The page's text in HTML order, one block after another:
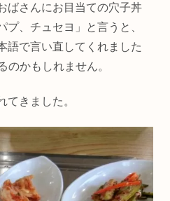
ばさんにお目当ての穴子丼
プ、チュセヨ」と言うと、
語で言い直してくれました
かもしれません。
てきました。